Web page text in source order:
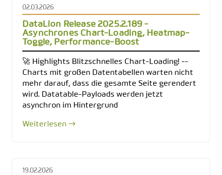
02.03.2026
DataLion Release 2025.2.189 -
Asynchrones Chart-Loading, Heatmap-
Toggle, Performance-Boost
🚀 Highlights Blitzschnelles Chart-Loading! --
Charts mit großen Datentabellen warten nicht
mehr darauf, dass die gesamte Seite gerendert
wird. Datatable-Payloads werden jetzt
asynchron im Hintergrund
Weiterlesen →
19.02.2026